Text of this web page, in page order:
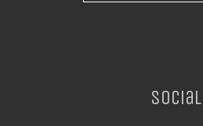
Social